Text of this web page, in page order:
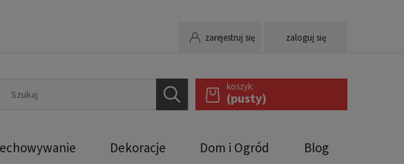
zarejestruj się zaloguj się
koszyk:
(pusty)
Dekoracje Dom i Ogród Blog